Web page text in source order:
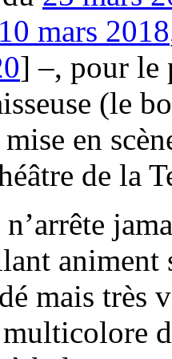
10 mars 2018
] –, pour le
(le
en
de la
animent
mais très
multicolore